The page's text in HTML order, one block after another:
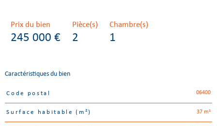
Prix du bien
245 000 €
Pièce(s)
2
Chambre(s)
1
Caractéristiques du bien
Caractéristiques
Code postal 06400
Surface habitable (m²) 37 m²